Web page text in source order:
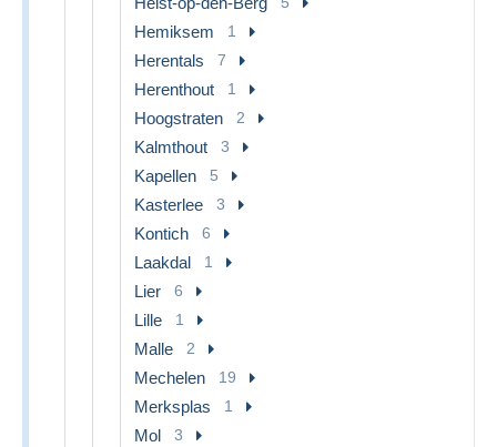
Hemiksem 1
Herentals 7
Herenthout 1
Hoogstraten 2
Kalmthout 3
Kapellen 5
Kasterlee 3
Kontich 6
Laakdal 1
Lier 6
Lille 1
Malle 2
Mechelen 19
Merksplas 1
Mol 3